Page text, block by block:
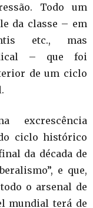
Todo um
da classe – em
etc., mas
– que foi
de um ciclo
excrescência
ciclo histórico
da década de
e que,
o arsenal de
mundial terá de